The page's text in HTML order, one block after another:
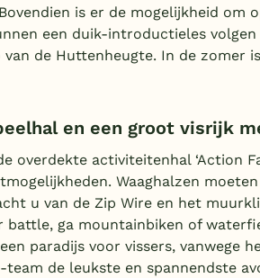
is er de mogelijkheid om
een duik-introductieles
de Huttenheugte. In de zomer
en een groot visrijk
overdekte activiteitenhal ‘Action
Waaghalzen
u van de Zip Wire en het
battle, ga mountainbiken of
paradijs voor vissers, vanwege
team de leukste en spannendste